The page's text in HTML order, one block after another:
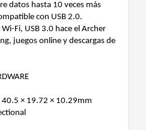
datos hasta 10 veces más
con USB 2.0.
Fi, USB 3.0 hace el Archer
juegos online y descargas de
40.5 × 19.72 × 10.29mm